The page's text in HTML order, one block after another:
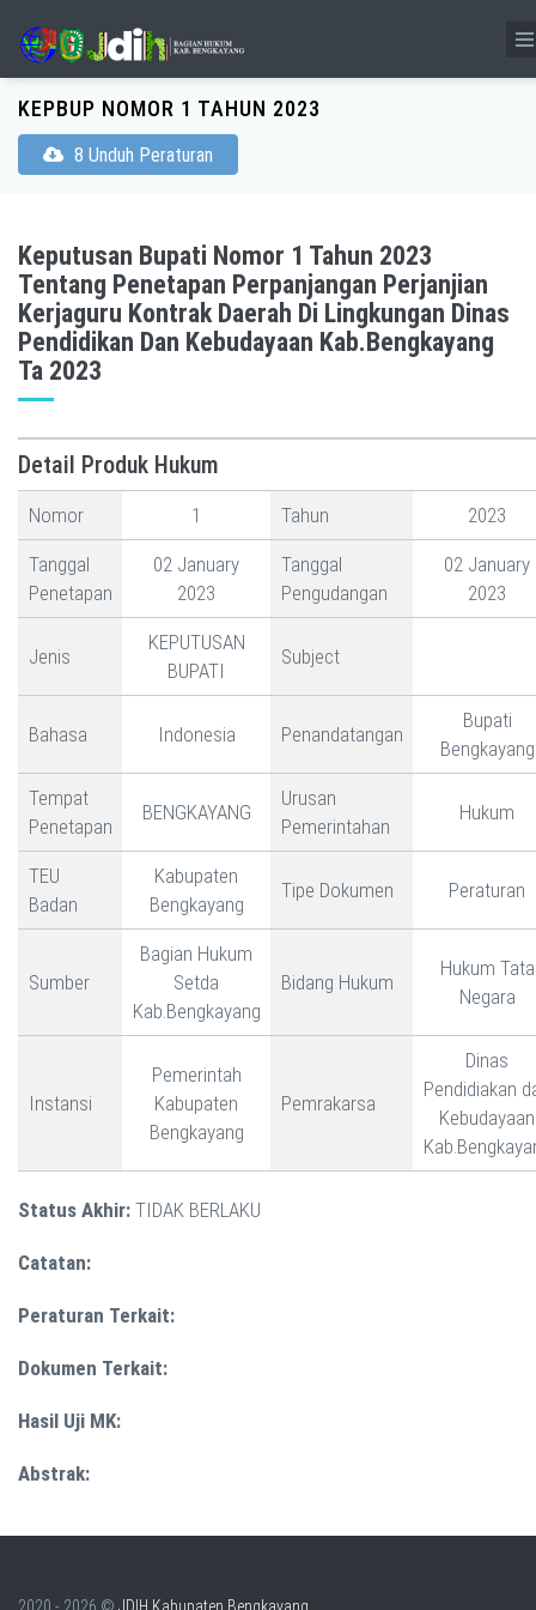
KEPBUP NOMOR 1 TAHUN 2023
8 Unduh Peraturan
Keputusan Bupati Nomor 1 Tahun 2023
Tentang Penetapan Perpanjangan Perjanjian
Kerjaguru Kontrak Daerah Di Lingkungan Dinas
Pendidikan Dan Kebudayaan Kab.Bengkayang
Ta 2023
Detail Produk Hukum
Nomor 1 Tahun 2023
Tanggal
Penetapan
02 January
2023
Tanggal
Pengudangan
02 January
2023
Jenis
KEPUTUSAN
BUPATI
Subject
Bahasa Indonesia Penandatangan
Bupati
Bengkayang
Tempat
Penetapan
BENGKAYANG
Urusan
Pemerintahan
Hukum
TEU
Badan
Kabupaten
Bengkayang
Tipe Dokumen Peraturan
Sumber
Bagian Hukum
Setda
Kab.Bengkayang
Bidang Hukum
Hukum Tata
Negara
Instansi
Pemerintah
Kabupaten
Bengkayang
Pemrakarsa
Dinas
Pendidiakan
Kebudayaan
Status Akhir: TIDAK BERLAKU
Catatan:
Peraturan Terkait:
Dokumen Terkait:
Hasil Uji MK:
Abstrak: